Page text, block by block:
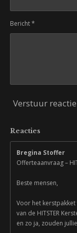
Bericht *
Verstuur reactie
Reacties
Bregina Stoffer
Offerteaanvraag –
Beste mensen,
Voor het
van de HITSTER
en zo ja, zouden